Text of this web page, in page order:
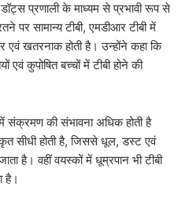
डॉट्स प्रणाली के माध्यम से प्रभावी रूप से
पर सामान्य टीबी, एमडीआर टीबी में
एवं खतरनाक होती है। उन्होंने कहा कि
एवं कुपोषित बच्चों में टीबी होने की
संक्रमण की संभावना अधिक होती है
सीधी होती है, जिससे धूल, डस्ट एवं
है। वहीं वयस्कों में धूम्रपान भी टीबी
है।